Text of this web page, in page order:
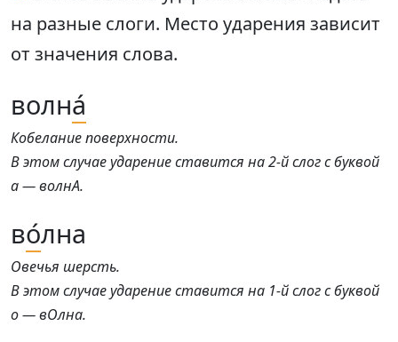
на разные слоги. Место ударения зависит
от значения слова.
волна́
Кобелание поверхности.
В этом случае ударение ставится на 2-й слог с буквой
а — волнА.
во́лна
Овечья шерсть.
В этом случае ударение ставится на 1-й слог с буквой
о — вОлна.